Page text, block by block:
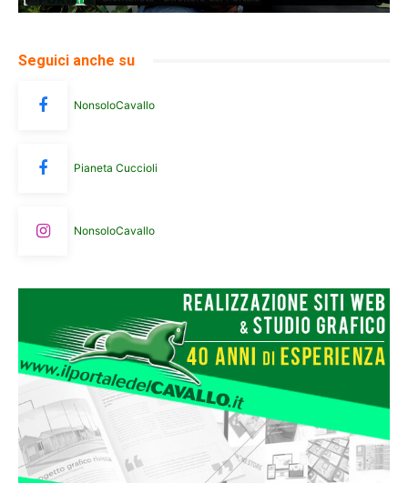
Seguici anche su
NonsoloCavallo
Pianeta Cuccioli
NonsoloCavallo